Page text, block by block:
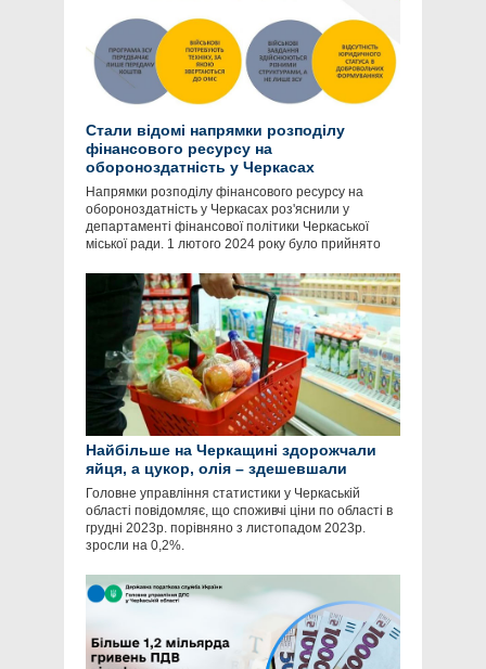
Стали відомі напрямки розподілу
фінансового ресурсу на
обороноздатність у Черкасах
Напрямки розподілу фінансового ресурсу на
обороноздатність у Черкасах роз'яснили у
департаменті фінансової політики Черкаської
міської ради. 1 лютого 2024 року було прийнято
Найбільше на Черкащині здорожчали
яйця, а цукор, олія – здешевшали
Головне управління статистики у Черкаській
області повідомляє, що споживчі ціни по області в
грудні 2023р. порівняно з листопадом 2023р.
зросли на 0,2%.